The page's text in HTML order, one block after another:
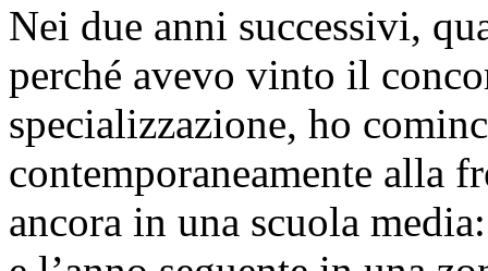
Nei due anni successivi,
perché avevo vinto il
specializzazione, ho
contemporaneamente alla
ancora in una scuola